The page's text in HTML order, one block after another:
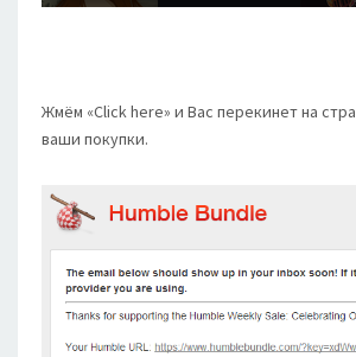
Жмём «Click here» и Вас перекинет на
ваши покупки.